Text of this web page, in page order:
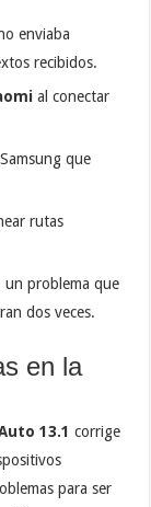
enviaba
recibidos.
al conectar
que
rutas
un problema que
dos veces.
en la
13.1 corrige
para ser